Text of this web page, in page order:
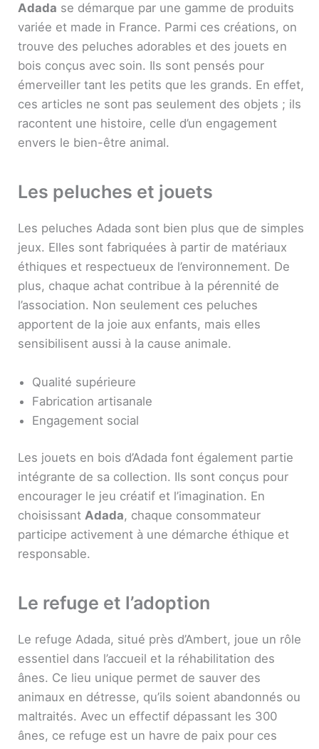
Adada se démarque par une gamme de produits
variée et made in France. Parmi ces créations, on
trouve des peluches adorables et des jouets en
bois conçus avec soin. Ils sont pensés pour
émerveiller tant les petits que les grands. En effet,
ces articles ne sont pas seulement des objets ; ils
racontent une histoire, celle d’un engagement
envers le bien-être animal.
Les peluches et jouets
Les peluches Adada sont bien plus que de simples
jeux. Elles sont fabriquées à partir de matériaux
éthiques et respectueux de l’environnement. De
plus, chaque achat contribue à la pérennité de
l’association. Non seulement ces peluches
apportent de la joie aux enfants, mais elles
sensibilisent aussi à la cause animale.
Qualité supérieure
Fabrication artisanale
Engagement social
Les jouets en bois d’Adada font également partie
intégrante de sa collection. Ils sont conçus pour
encourager le jeu créatif et l’imagination. En
choisissant Adada, chaque consommateur
participe activement à une démarche éthique et
responsable.
Le refuge et l’adoption
Le refuge Adada, situé près d’Ambert, joue un rôle
essentiel dans l’accueil et la réhabilitation des
ânes. Ce lieu unique permet de sauver des
animaux en détresse, qu’ils soient abandonnés ou
maltraités. Avec un effectif dépassant les 300
ânes, ce refuge est un havre de paix pour ces